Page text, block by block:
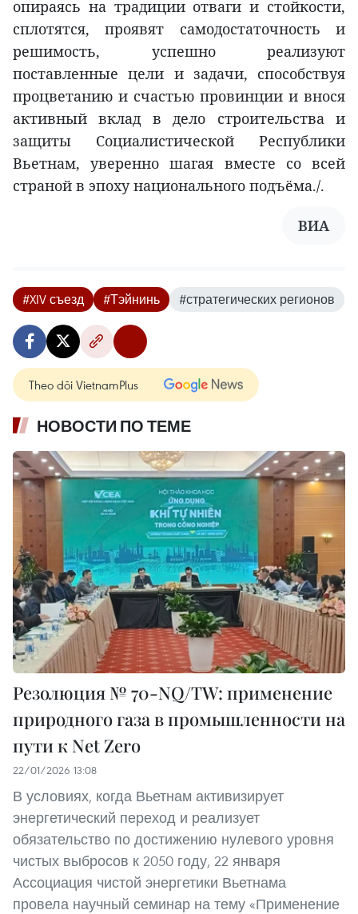
опираясь на традиции отваги и стойкости,
сплотятся, проявят самодостаточность и
решимость, успешно реализуют
поставленные цели и задачи, способствуя
процветанию и счастью провинции и внося
активный вклад в дело строительства и
защиты Социалистической Республики
Вьетнам, уверенно шагая вместе со всей
страной в эпоху национального подъёма./.
ВИА
#XIV съезд #Тэйнинь #стратегических регионов
Theo dõi VietnamPlus
НОВОСТИ ПО ТЕМЕ
Резолюция № 70-NQ/TW: применение
природного газа в промышленности на
пути к Net Zero
22/01/2026 13:08
В условиях, когда Вьетнам активизирует
энергетический переход и реализует
обязательство по достижению нулевого уровня
чистых выбросов к 2050 году, 22 января
Ассоциация чистой энергетики Вьетнама
провела научный семинар на тему «Применение